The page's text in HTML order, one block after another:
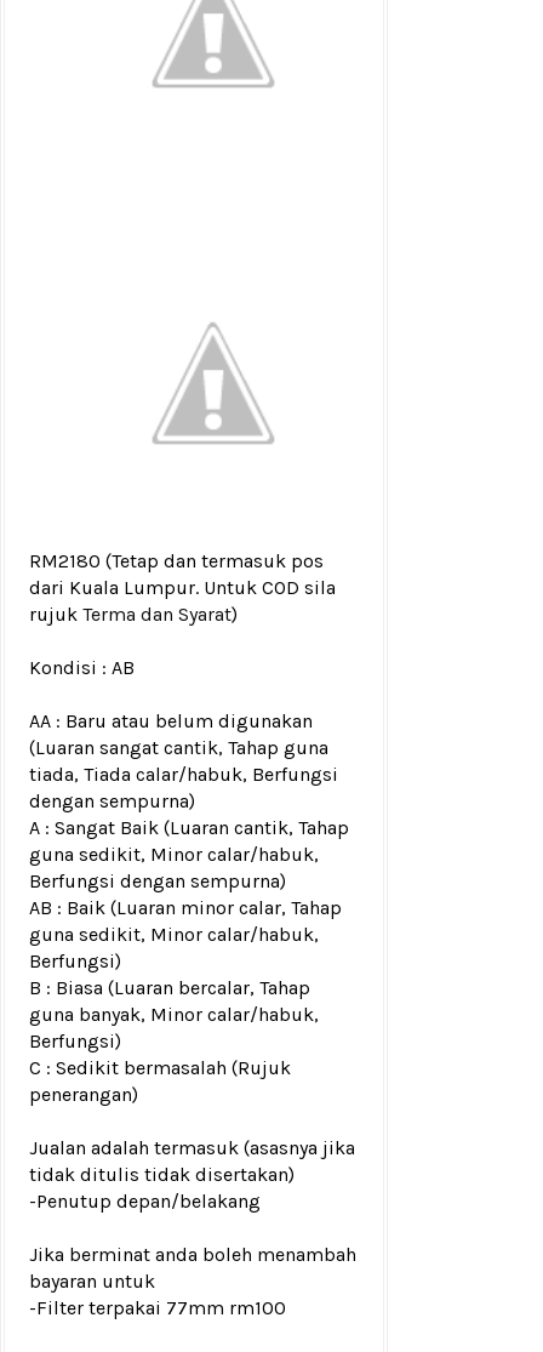
RM2180 (Tetap dan termasuk pos
dari Kuala Lumpur. Untuk COD sila
rujuk Terma dan Syarat)
Kondisi : AB
AA : Baru atau belum digunakan
(Luaran sangat cantik, Tahap guna
tiada, Tiada calar/habuk, Berfungsi
dengan sempurna)
A : Sangat Baik (Luaran cantik, Tahap
guna sedikit, Minor calar/habuk,
Berfungsi dengan sempurna)
AB : Baik (Luaran minor calar, Tahap
guna sedikit, Minor calar/habuk,
Berfungsi)
B : Biasa (Luaran bercalar, Tahap
guna banyak, Minor calar/habuk,
Berfungsi)
C : Sedikit bermasalah (Rujuk
penerangan)
Jualan adalah termasuk (asasnya jika
tidak ditulis tidak disertakan)
-Penutup depan/belakang
Jika berminat anda boleh menambah
bayaran untuk
-Filter terpakai 77mm rm100